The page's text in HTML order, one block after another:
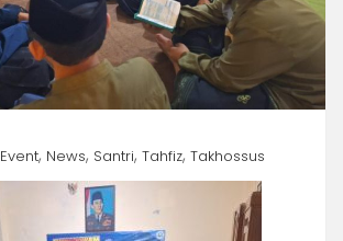
Event, News, Santri, Tahfiz, Takhossus